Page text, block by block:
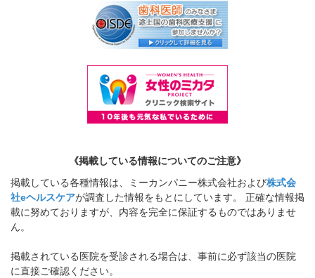
《掲載している情報についてのご注意》
掲載している各種情報は、ミーカンパニー株式会社および株式会
社eヘルスケアが調査した情報をもとにしています。 正確な情報掲
載に努めておりますが、内容を完全に保証するものではありませ
ん。
掲載されている医院を受診される場合は、事前に必ず該当の医院
に直接ご確認ください。